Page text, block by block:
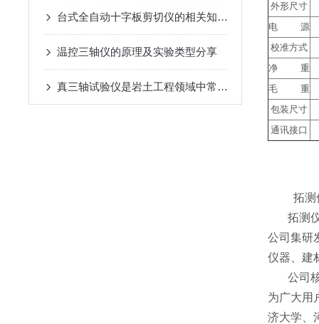
台式全自动十字板剪切仪的相关知识普及
温控三轴仪的原理及实验类型分享
真三轴试验仪是岩土工程领域中常用的实验设备之一
外形尺寸
电 源
校准方式
净 重
毛 重
包装尺寸
通讯接口
拓测
拓测仪
公司集研
仪器、建
公司核
为广大用
济大学、